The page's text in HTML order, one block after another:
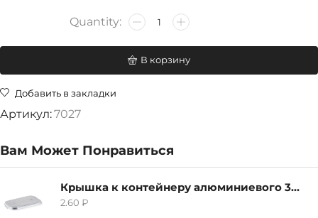
В корзину
Добавить в закладки
Артикул:7027
Вам Может Понравиться
Крышка к контейнеру алюминиевого 380мл
2.60 ₽